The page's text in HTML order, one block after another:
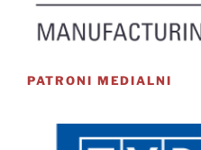
PATRONI MEDIALNI